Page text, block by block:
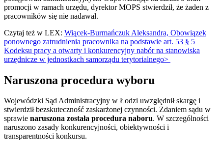
promocji w ramach urzędu, dyrektor MOPS stwierdził, że żaden z
pracowników się nie nadawał.
Czytaj też w LEX: Wiącek-Burmańczuk Aleksandra, Obowiązek
ponownego zatrudnienia pracownika na podstawie art. 53 § 5
Kodeksu pracy a otwarty i konkurencyjny nabór na stanowiska
urzędnicze w jednostkach samorządu terytorialnego>
Naruszona procedura wyboru
Wojewódzki Sąd Administracyjny w Łodzi uwzględnił skargę i
stwierdził bezskuteczność zaskarżonej czynności. Zdaniem sądu w
sprawie naruszona została procedura naboru. W szczególności
naruszono zasady konkurencyjności, obiektywności i
transparentności konkursu.